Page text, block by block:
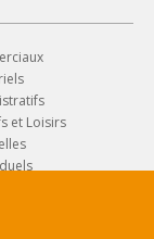
et Loisirs